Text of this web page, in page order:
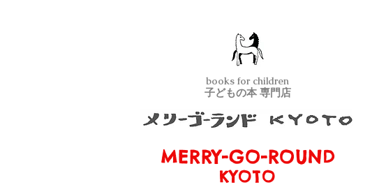
子どもの本 専門店
books for children
メリーゴーランド京都
MERRY-GO-ROUND
KYOTO